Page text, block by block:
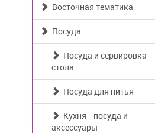
Восточная тематика
Посуда
Посуда и сервировка
стола
Посуда для питья
Кухня - посуда и
аксессуары